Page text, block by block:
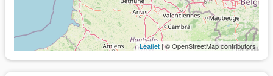
Leaflet | © OpenStreetMap contributors